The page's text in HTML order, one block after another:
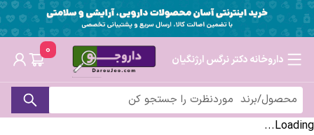
داروخانه دکتر نرگس ارژنگیان
0
Loading...